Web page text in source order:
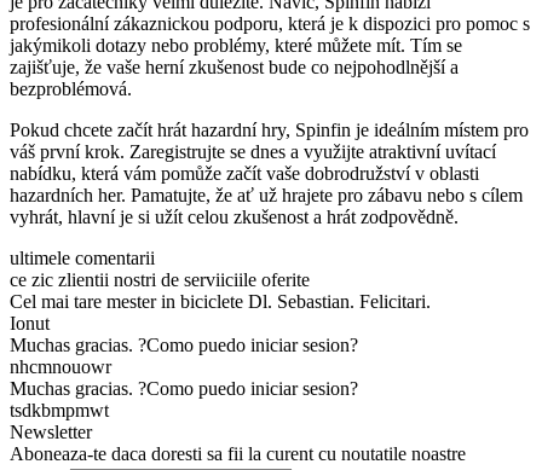
profesionální zákaznickou podporu, která je k dispozici pro pomoc s
jakýmikoli dotazy nebo problémy, které můžete mít. Tím se
zajišťuje, že vaše herní zkušenost bude co nejpohodlnější a
bezproblémová.
Pokud chcete začít hrát hazardní hry, Spinfin je ideálním místem pro
váš první krok. Zaregistrujte se dnes a využijte atraktivní uvítací
nabídku, která vám pomůže začít vaše dobrodružství v oblasti
hazardních her. Pamatujte, že ať už hrajete pro zábavu nebo s cílem
vyhrát, hlavní je si užít celou zkušenost a hrát zodpovědně.
ultimele comentarii
ce zic zlientii nostri de serviiciile oferite
Cel mai tare mester in biciclete Dl. Sebastian. Felicitari.
Ionut
Muchas gracias. ?Como puedo iniciar sesion?
nhcmnouowr
Muchas gracias. ?Como puedo iniciar sesion?
tsdkbmpmwt
Newsletter
Aboneaza-te daca doresti sa fii la curent cu noutatile noastre